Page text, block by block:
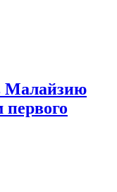
Малайзию
первого